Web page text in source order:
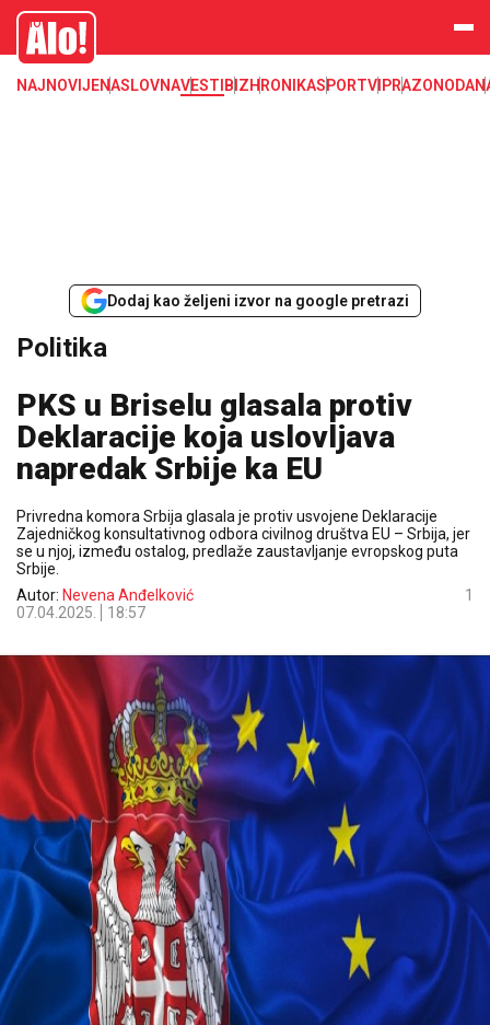
Alo
NAJNOVIJENASLOVNAVESTI BIZHRONIKASPORTVIPRAZONODA
Dodaj kao željeni izvor na google pretrazi
Politika
PKS u Briselu glasala protiv
Deklaracije koja uslovljava
napredak Srbije ka EU
Privredna komora Srbija glasala je protiv usvojene Deklaracije
Zajedničkog konsultativnog odbora civilnog društva EU – Srbija, jer
se u njoj, između ostalog, predlaže zaustavljanje evropskog puta
Srbije.
Autor: Nevena Anđelković
07.04.2025.
18:57
1